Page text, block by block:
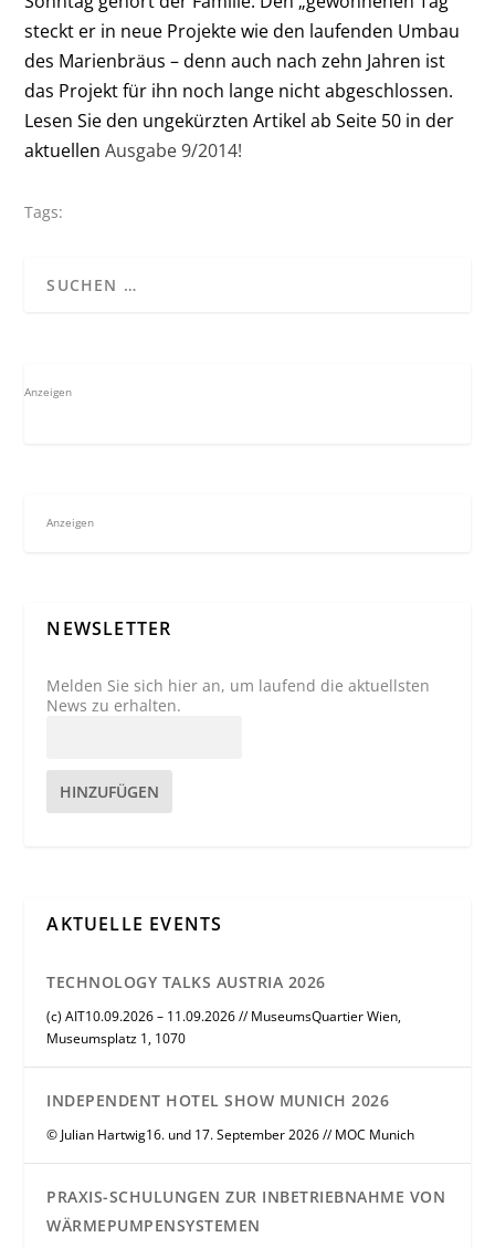
steckt er in neue Projekte wie den laufenden Umbau
des Marienbräus – denn auch nach zehn Jahren ist
das Projekt für ihn noch lange nicht abgeschlossen.
Lesen Sie den ungekürzten Artikel ab Seite 50 in der
aktuellenAusgabe 9/2014!
Tags:
Anzeigen
Anzeigen
NEWSLETTER
Melden Sie sich hier an, um laufend die aktuellsten
News zu erhalten.
HINZUFÜGEN
AKTUELLE EVENTS
TECHNOLOGY TALKS AUSTRIA 2026
(c) AIT10.09.2026 – 11.09.2026 // MuseumsQuartier Wien,
Museumsplatz 1, 1070
INDEPENDENT HOTEL SHOW MUNICH 2026
© Julian Hartwig16. und 17. September 2026 // MOC Munich
PRAXIS-SCHULUNGEN ZUR INBETRIEBNAHME VON
WÄRMEPUMPENSYSTEMEN